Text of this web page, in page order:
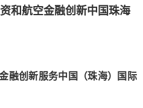
和航空金融创新中国珠海
融创新服务中国（珠海）国际